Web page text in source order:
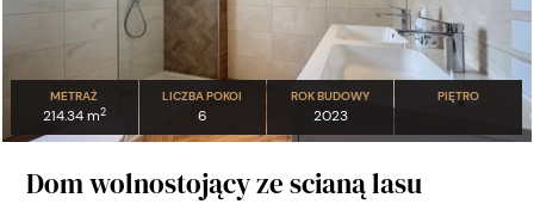
METRAŻ
214.34 m2
LICZBA POKOI
6
ROK BUDOWY
2023
PIĘTRO
Dom wolnostojący ze scianą lasu